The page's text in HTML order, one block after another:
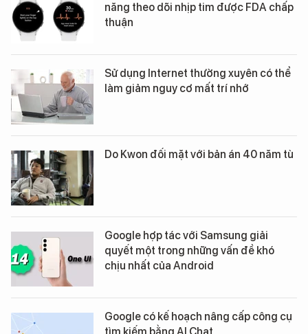
năng theo dõi nhịp tim được FDA chấp
thuận
Sử dụng Internet thường xuyên có thể
làm giảm nguy cơ mất trí nhớ
Do Kwon đối mặt với bản án 40 năm tù
Google hợp tác với Samsung giải
quyết một trong những vấn đề khó
chịu nhất của Android
Google có kế hoạch nâng cấp công cụ